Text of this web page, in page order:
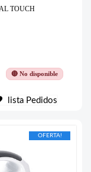
TOUCH
🔴 No disponible
lista Pedidos
OFERTA!